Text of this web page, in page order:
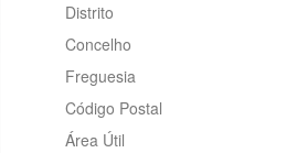
Distrito
Concelho
Freguesia
Código Postal
Área Útil